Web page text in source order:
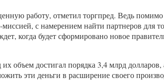
работу, отметил торгпред. Ведь помимо
с намерением найти партнеров для
когда будет сформировано новое
достигал порядка 3,4 млрд долларов,
эти деньги в расширение своего